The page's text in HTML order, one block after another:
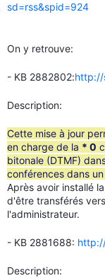
sd=rss&spid=924
On y retrouve:
- KB 2882802:http://
Description:
Cette mise à jour
en charge de la * 0
bitonale (DTMF)
conférences dans
Après avoir installé
d'être transférés
l'administrateur.
- KB 2881688:
Description: